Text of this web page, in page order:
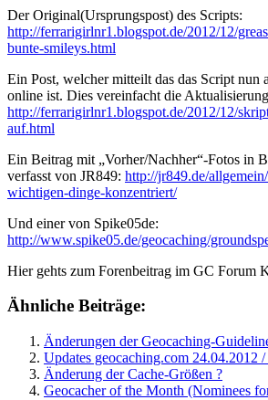
Der Original(Ursprungspost) des Scripts:
http://ferrarigirlnr1.blogspot.de/2012/12/
bunte-smileys.html
Ein Post, welcher mitteilt das das Script nun
online ist. Dies vereinfacht die
http://ferrarigirlnr1.blogspot.de/2012/12/
auf.html
Ein Beitrag mit „Vorher/Nachher“-Fotos in
verfasst von JR849: http://jr849.de/
wichtigen-dinge-konzentriert/
Und einer von Spike05de:
http://www.spike05.de/geocaching/
Hier gehts zum Forenbeitrag im GC Forum
Ähnliche Beiträge:
Änderungen der Geocaching-
Updates geocaching.com 24.04.2012 /
Änderung der Cache-Größen ?
Geocacher of the Month (Nominees